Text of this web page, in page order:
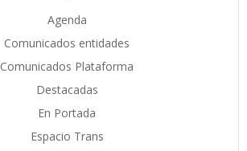
Agenda
Comunicados entidades
Comunicados Plataforma
Destacadas
En Portada
Espacio Trans